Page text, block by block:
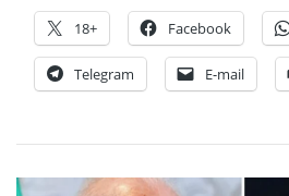
18+ Facebook
Telegram E-mail